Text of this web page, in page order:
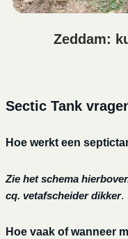
Zeddam:
Sectic Tank
Hoe werkt een
Zie het schema
cq. vetafscheider dikker.
Hoe vaak of wanneer